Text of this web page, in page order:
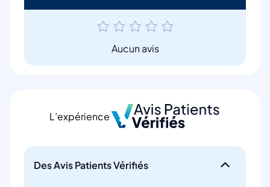
Aucun avis
L’expérience
Des Avis Patients Vérifiés